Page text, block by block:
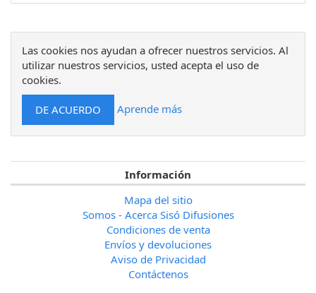
Las cookies nos ayudan a ofrecer nuestros servicios. Al
utilizar nuestros servicios, usted acepta el uso de
cookies.
Aprende más
Información
Mapa del sitio
Somos - Acerca Sisó Difusiones
Condiciones de venta
Envíos y devoluciones
Aviso de Privacidad
Contáctenos